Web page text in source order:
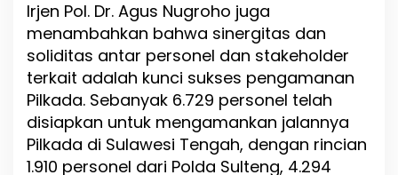
Irjen Pol. Dr. Agus Nugroho juga
menambahkan bahwa sinergitas dan
soliditas antar personel dan stakeholder
terkait adalah kunci sukses pengamanan
Pilkada. Sebanyak 6.729 personel telah
disiapkan untuk mengamankan jalannya
Pilkada di Sulawesi Tengah, dengan rincian
1.910 personel dari Polda Sulteng, 4.294